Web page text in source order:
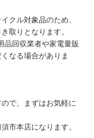
クル対象品のため、
取りとなります。
品回収業者や家電量販
なる場合がありま
で、まずはお気軽に
市本店になります。